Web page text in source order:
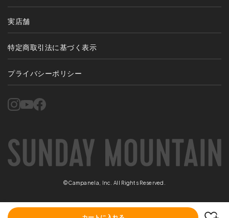
実店舗
特定商取引法に基づく表示
プライバシーポリシー
©Campanela, Inc. All Rights Reserved.